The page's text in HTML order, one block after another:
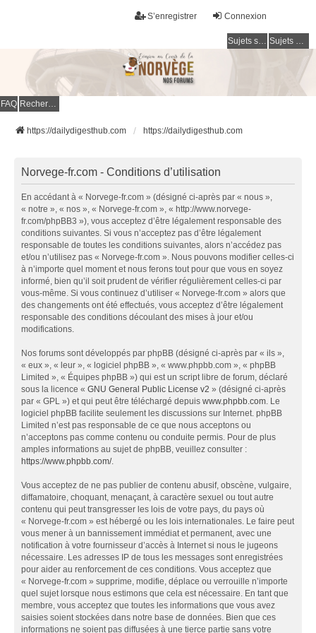
Connexion
S’enregistrer
Sujets sans réponse Sujets actifs
FAQ Rechercher
https://dailydigesthub.com https://dailydigesthub.com
Norvege-fr.com - Conditions d’utilisation
En accédant à « Norvege-fr.com » (désigné ci-après par « nous »,
« notre », « nos », « Norvege-fr.com », « http://www.norvege-
fr.com/phpBB3 »), vous acceptez d’être légalement responsable des
conditions suivantes. Si vous n’acceptez pas d’être légalement
responsable de toutes les conditions suivantes, alors n’accédez pas
et/ou n’utilisez pas « Norvege-fr.com ». Nous pouvons modifier celles-ci
à n’importe quel moment et nous ferons tout pour que vous en soyez
informé, bien qu’il soit prudent de vérifier régulièrement celles-ci par
vous-même. Si vous continuez d’utiliser « Norvege-fr.com » alors que
des changements ont été effectués, vous acceptez d’être légalement
responsable des conditions découlant des mises à jour et/ou
modifications.
Nos forums sont développés par phpBB (désigné ci-après par « ils »,
« eux », « leur », « logiciel phpBB », « www.phpbb.com », « phpBB
Limited », « Équipes phpBB ») qui est un script libre de forum, déclaré
sous la licence « GNU General Public License v2 » (désigné ci-après
par « GPL ») et qui peut être téléchargé depuis www.phpbb.com. Le
logiciel phpBB facilite seulement les discussions sur Internet. phpBB
Limited n’est pas responsable de ce que nous acceptons ou
n’acceptons pas comme contenu ou conduite permis. Pour de plus
amples informations au sujet de phpBB, veuillez consulter :
https://www.phpbb.com/.
Vous acceptez de ne pas publier de contenu abusif, obscène, vulgaire,
diffamatoire, choquant, menaçant, à caractère sexuel ou tout autre
contenu qui peut transgresser les lois de votre pays, du pays où
« Norvege-fr.com » est hébergé ou les lois internationales. Le faire peut
vous mener à un bannissement immédiat et permanent, avec une
notification à votre fournisseur d’accès à Internet si nous le jugeons
nécessaire. Les adresses IP de tous les messages sont enregistrées
pour aider au renforcement de ces conditions. Vous acceptez que
« Norvege-fr.com » supprime, modifie, déplace ou verrouille n’importe
quel sujet lorsque nous estimons que cela est nécessaire. En tant que
membre, vous acceptez que toutes les informations que vous avez
saisies soient stockées dans notre base de données. Bien que ces
informations ne soient pas diffusées à une tierce partie sans votre